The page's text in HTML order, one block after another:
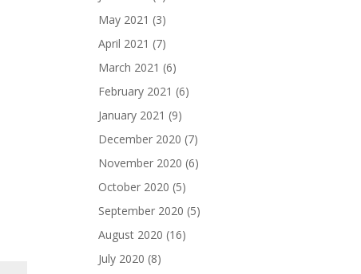
May 2021 (3)
April 2021 (7)
March 2021 (6)
February 2021 (6)
January 2021 (9)
December 2020 (7)
November 2020 (6)
October 2020 (5)
September 2020 (5)
August 2020 (16)
July 2020 (8)